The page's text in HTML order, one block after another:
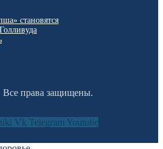
становятся
Все права защищены.
Vk Telegram Youtube